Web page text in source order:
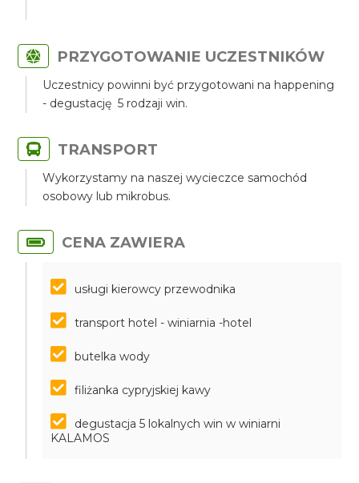
PRZYGOTOWANIE UCZESTNIKÓW
Uczestnicy powinni być przygotowani na happening
- degustację 5 rodzaji win.
TRANSPORT
Wykorzystamy na naszej wycieczce samochód
osobowy lub mikrobus.
CENA ZAWIERA
usługi kierowcy przewodnika
transport hotel - winiarnia -hotel
butelka wody
filiżanka cypryjskiej kawy
degustacja 5 lokalnych win w winiarni
KALAMOS